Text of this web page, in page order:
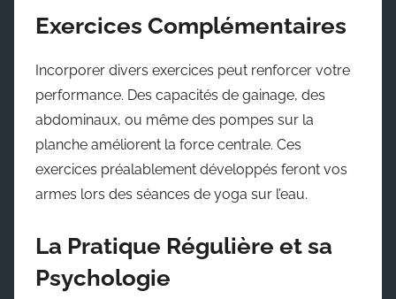
Exercices Complémentaires
Incorporer divers exercices peut renforcer votre
performance. Des capacités de gainage, des
abdominaux, ou même des pompes sur la
planche améliorent la force centrale. Ces
exercices préalablement développés feront vos
armes lors des séances de yoga sur l’eau.
La Pratique Régulière et sa
Psychologie